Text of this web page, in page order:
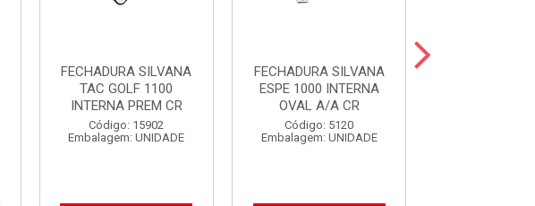
FECHADURA SILVANA
TAC GOLF 1100
INTERNA PREM CR
Código: 15902
Embalagem: UNIDADE
FECHADURA SILVANA
ESPE 1000 INTERNA
OVAL A/A CR
Código: 5120
Embalagem: UNIDADE